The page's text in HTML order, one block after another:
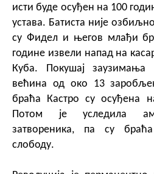
исти буде осуђен на 100
устава. Батиста није
су Фидел и његов млађи
године извели напад на
Куба. Покушај заузимања
већина од око 13
браћа Кастро су осуђена
Потом је уследила
затвореника, па су
слободу.